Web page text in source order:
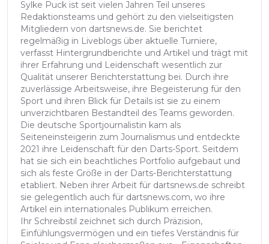
Sylke Puck ist seit vielen Jahren Teil unseres
Redaktionsteams und gehört zu den vielseitigsten
Mitgliedern von dartsnews.de. Sie berichtet
regelmäßig in Liveblogs über aktuelle Turniere,
verfasst Hintergrundberichte und Artikel und trägt mit
ihrer Erfahrung und Leidenschaft wesentlich zur
Qualität unserer Berichterstattung bei. Durch ihre
zuverlässige Arbeitsweise, ihre Begeisterung für den
Sport und ihren Blick für Details ist sie zu einem
unverzichtbaren Bestandteil des Teams geworden.
Die deutsche Sportjournalistin kam als
Seiteneinsteigerin zum Journalismus und entdeckte
2021 ihre Leidenschaft für den Darts-Sport. Seitdem
hat sie sich ein beachtliches Portfolio aufgebaut und
sich als feste Größe in der Darts-Berichterstattung
etabliert. Neben ihrer Arbeit für dartsnews.de schreibt
sie gelegentlich auch für dartsnews.com, wo ihre
Artikel ein internationales Publikum erreichen.
Ihr Schreibstil zeichnet sich durch Präzision,
Einfühlungsvermögen und ein tiefes Verständnis für